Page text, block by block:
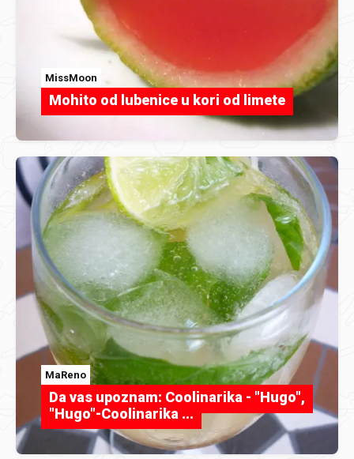
MissMoon
Mohito od lubenice u kori od limete
MaReno
Da vas upoznam: Coolinarika - "Hugo",
"Hugo"-Coolinarika ...